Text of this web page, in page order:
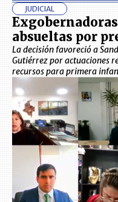
JUDICIAL
absueltas por
La decisión favoreció a
Gutiérrez por actuaciones
recursos para primera